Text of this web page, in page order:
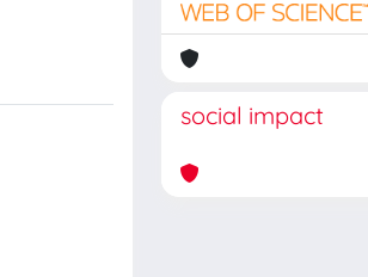
social impact